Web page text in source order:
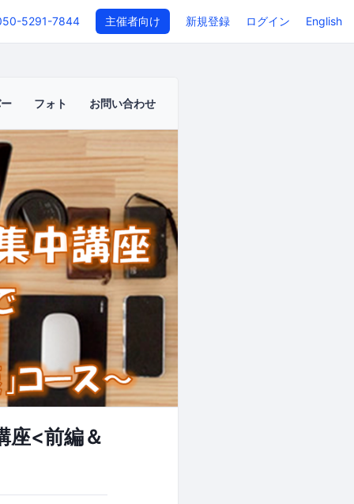
5291-7844 主催者向け 新規登録 ログイン English
フォト お問い合わせ
座<前編＆